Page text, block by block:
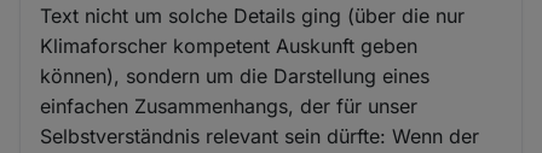
Text nicht um solche Details ging (über die nur
Klimaforscher kompetent Auskunft geben
können), sondern um die Darstellung eines
einfachen Zusammenhangs, der für unser
Selbstverständnis relevant sein dürfte: Wenn der